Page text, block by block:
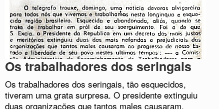
Os trabalhadores dos seringais
Os trabalhadores dos seringais, tão esquecidos,
tiveram uma grata surpresa. O presidente extinguiu
duas organizações que tantos males causaram.